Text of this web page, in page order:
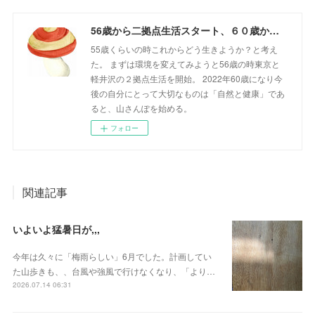
56歳から二拠点生活スタート、６０歳からの山さんぽ
55歳くらいの時これからどう生きようか？と考え
た。 まずは環境を変えてみようと56歳の時東京と
軽井沢の２拠点生活を開始。 2022年60歳になり今
後の自分にとって大切なものは「自然と健康」であ
ると、山さんぽを始める。
フォロー
関連記事
いよいよ猛暑日が,,,
今年は久々に「梅雨らしい」6月でした。計画してい
た山歩きも、、台風や強風で行けなくなり、「より…
2026.07.14 06:31